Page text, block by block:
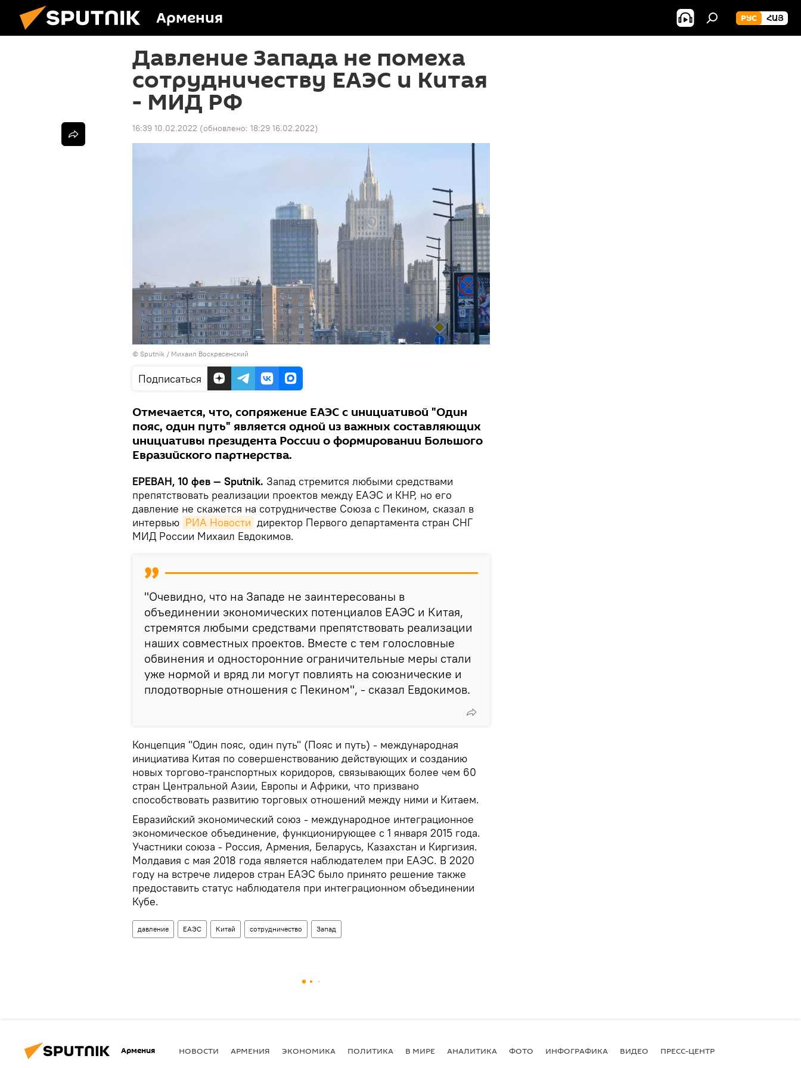
Армения РУС ՀԱՅ
Давление Запада не помеха
сотрудничеству ЕАЭС и Китая
- МИД РФ
16:39 10.02.2022 (обновлено: 18:29 16.02.2022)
© Sputnik / Михаил Воскресенский
Подписаться
Отмечается, что, сопряжение ЕАЭС с инициативой "Один
пояс, один путь" является одной из важных составляющих
инициативы президента России о формировании Большого
Евразийского партнерства.
ЕРЕВАН, 10 фев — Sputnik. Запад стремится любыми средствами
препятствовать реализации проектов между ЕАЭС и КНР, но его
давление не скажется на сотрудничестве Союза с Пекином, сказал в
интервью РИА Новости директор Первого департамента стран СНГ
МИД России Михаил Евдокимов.
"Очевидно, что на Западе не заинтересованы в
объединении экономических потенциалов ЕАЭС и Китая,
стремятся любыми средствами препятствовать реализации
наших совместных проектов. Вместе с тем голословные
обвинения и односторонние ограничительные меры стали
уже нормой и вряд ли могут повлиять на союзнические и
плодотворные отношения с Пекином", - сказал Евдокимов.
Концепция "Один пояс, один путь" (Пояс и путь) - международная
инициатива Китая по совершенствованию действующих и созданию
новых торгово-транспортных коридоров, связывающих более чем 60
стран Центральной Азии, Европы и Африки, что призвано
способствовать развитию торговых отношений между ними и Китаем.
Евразийский экономический союз - международное интеграционное
экономическое объединение, функционирующее с 1 января 2015 года.
Участники союза - Россия, Армения, Беларусь, Казахстан и Киргизия.
Молдавия с мая 2018 года является наблюдателем при ЕАЭС. В 2020
году на встрече лидеров стран ЕАЭС было принято решение также
предоставить статус наблюдателя при интеграционном объединении
Кубе.
давление ЕАЭС Китай сотрудничество Запад
Армения НОВОСТИ АРМЕНИЯ ЭКОНОМИКА ПОЛИТИКА В МИРЕ АНАЛИТИКА ФОТО ИНФОГРАФИКА ВИДЕО ПРЕСС-ЦЕНТР